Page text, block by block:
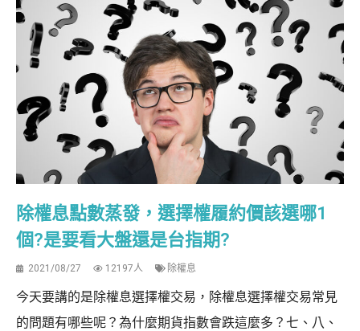
除權息點數蒸發，選擇權履約價該選哪1
個?是要看大盤還是台指期?
2021/08/27 12197人 除權息
今天要講的是除權息選擇權交易，除權息選擇權交易常見
的問題有哪些呢？為什麼期貨指數會跌這麼多？七、八、